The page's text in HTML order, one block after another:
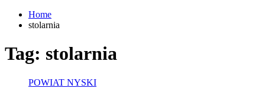
Home
stolarnia
Tag: stolarnia
POWIAT NYSKI